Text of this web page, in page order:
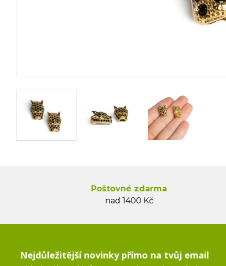
Poštovné zdarma
nad 1400 Kč
Nejdůležitější novinky přímo na tvůj email